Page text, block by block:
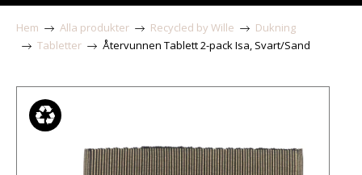
Hem Alla produkter Recycled by Wille
Dukning
Tabletter
Återvunnen Tablett 2-pack Isa, Svart/Sand